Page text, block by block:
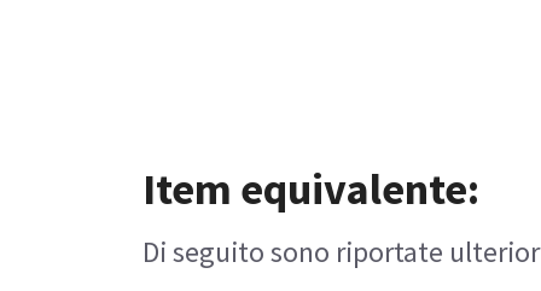
Item equivalente:
Di seguito sono riportate